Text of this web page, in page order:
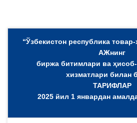
“Ўзбекистон республика
АЖнинг
биржа битимлари ва
хизматлари билан
ТАРИФЛАР
2025 йил 1 январдан